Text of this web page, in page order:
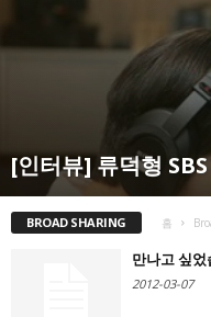
[인터뷰] 류덕형
BROAD SHARING 홈
만나고 싶
2012-03-07